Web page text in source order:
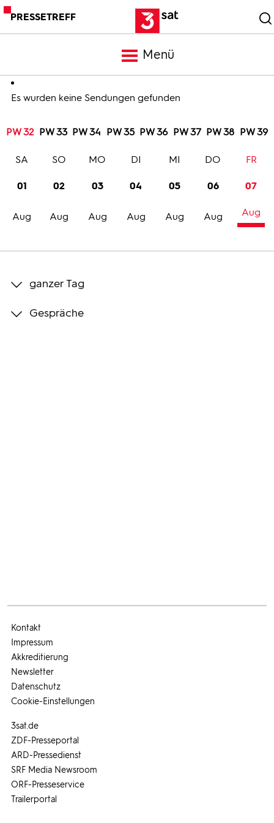
PRESSETREFF
Menü
Meldungen
Programm
Trailer
Bilder
Es wurden keine Sendungen gefunden
PW 32 PW 33 PW 34 PW 35 PW 36 PW 37 PW 38 PW 39
01
Aug
SA
02
Aug
SO
03
Aug
MO
04
Aug
DI
05
Aug
MI
06
Aug
DO
07
Aug
FR
ganzer Tag
Gespräche
3sat.de
ZDF-Presseportal
ARD-Pressedienst
SRF Media Newsroom
ORF-Presseservice
Trailerportal
Kontakt
Impressum
Akkreditierung
Newsletter
Datenschutz
Cookie-Einstellungen